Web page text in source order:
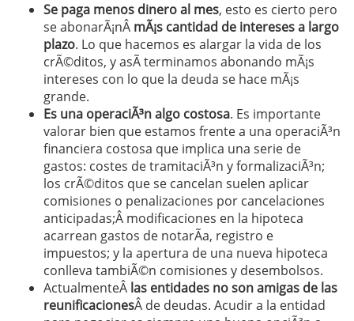
Se paga menos dinero al mes, esto es cierto pero
se abonarÃ¡nÂ mÃ¡s cantidad de intereses a largo
plazo. Lo que hacemos es alargar la vida de los
crÃ©ditos, y asÃ­ terminamos abonando mÃ¡s
intereses con lo que la deuda se hace mÃ¡s
grande.
Es una operaciÃ³n algo costosa. Es importante
valorar bien que estamos frente a una operaciÃ³n
financiera costosa que implica una serie de
gastos: costes de tramitaciÃ³n y formalizaciÃ³n;
los crÃ©ditos que se cancelan suelen aplicar
comisiones o penalizaciones por cancelaciones
anticipadas;Â modificaciones en la hipoteca
acarrean gastos de notarÃ­a, registro e
impuestos; y la apertura de una nueva hipoteca
conlleva tambiÃ©n comisiones y desembolsos.
ActualmenteÂ las entidades no son amigas de las
reunificacionesÂ de deudas. Acudir a la entidad